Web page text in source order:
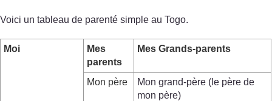
Voici un tableau de parenté simple au Togo.
Moi
Mes
parents
Mes Grands-parents
Mon père
Mon grand-père (le père de
mon père)